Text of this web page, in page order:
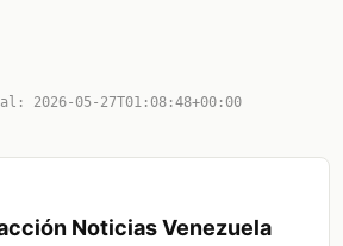
2026-05-27T01:08:48+00:00
Noticias Venezuela